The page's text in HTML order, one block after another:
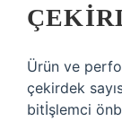
Ürün ve
çekirdek
bitİşlemci